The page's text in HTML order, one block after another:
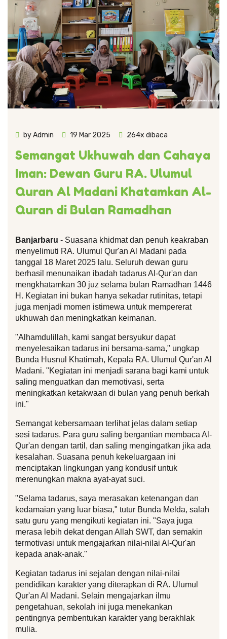
by Admin 19 Mar 2025 264x dibaca
Semangat Ukhuwah dan Cahaya
Iman: Dewan Guru RA. Ulumul
Quran Al Madani Khatamkan Al-
Quran di Bulan Ramadhan
Banjarbaru - Suasana khidmat dan penuh keakraban
menyelimuti RA. Ulumul Qur'an Al Madani pada
tanggal 18 Maret 2025 lalu. Seluruh dewan guru
berhasil menunaikan ibadah tadarus Al-Qur'an dan
mengkhatamkan 30 juz selama bulan Ramadhan 1446
H. Kegiatan ini bukan hanya sekadar rutinitas, tetapi
juga menjadi momen istimewa untuk mempererat
ukhuwah dan meningkatkan keimanan.
"Alhamdulillah, kami sangat bersyukur dapat
menyelesaikan tadarus ini bersama-sama," ungkap
Bunda Husnul Khatimah, Kepala RA. Ulumul Qur'an Al
Madani. "Kegiatan ini menjadi sarana bagi kami untuk
saling menguatkan dan memotivasi, serta
meningkatkan ketakwaan di bulan yang penuh berkah
ini."
Semangat kebersamaan terlihat jelas dalam setiap
sesi tadarus. Para guru saling bergantian membaca Al-
Qur'an dengan tartil, dan saling mengingatkan jika ada
kesalahan. Suasana penuh kekeluargaan ini
menciptakan lingkungan yang kondusif untuk
merenungkan makna ayat-ayat suci.
"Selama tadarus, saya merasakan ketenangan dan
kedamaian yang luar biasa," tutur Bunda Melda, salah
satu guru yang mengikuti kegiatan ini. "Saya juga
merasa lebih dekat dengan Allah SWT, dan semakin
termotivasi untuk mengajarkan nilai-nilai Al-Qur'an
kepada anak-anak."
Kegiatan tadarus ini sejalan dengan nilai-nilai
pendidikan karakter yang diterapkan di RA. Ulumul
Qur'an Al Madani. Selain mengajarkan ilmu
pengetahuan, sekolah ini juga menekankan
pentingnya pembentukan karakter yang berakhlak
mulia.